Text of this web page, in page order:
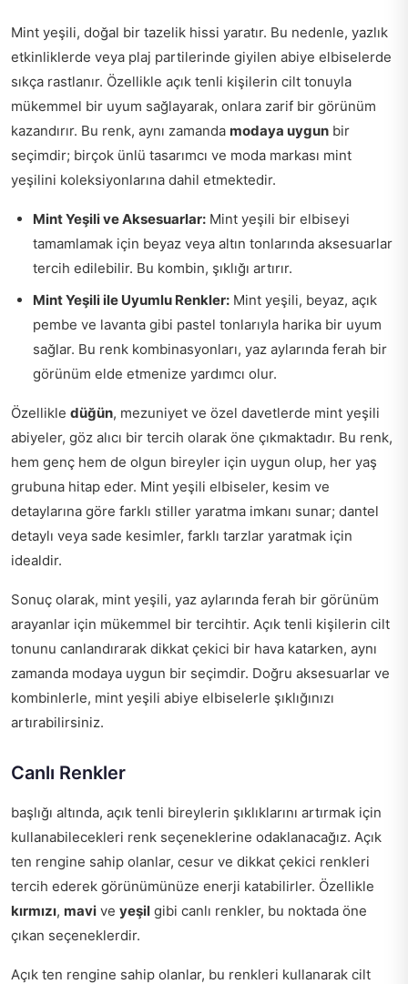
Mint yeşili, doğal bir tazelik hissi yaratır. Bu nedenle, yazlık
etkinliklerde veya plaj partilerinde giyilen abiye elbiselerde
sıkça rastlanır. Özellikle açık tenli kişilerin cilt tonuyla
mükemmel bir uyum sağlayarak, onlara zarif bir görünüm
kazandırır. Bu renk, aynı zamanda modaya uygun bir
seçimdir; birçok ünlü tasarımcı ve moda markası mint
yeşilini koleksiyonlarına dahil etmektedir.
Mint Yeşili ve Aksesuarlar: Mint yeşili bir elbiseyi
tamamlamak için beyaz veya altın tonlarında aksesuarlar
tercih edilebilir. Bu kombin, şıklığı artırır.
Mint Yeşili ile Uyumlu Renkler: Mint yeşili, beyaz, açık
pembe ve lavanta gibi pastel tonlarıyla harika bir uyum
sağlar. Bu renk kombinasyonları, yaz aylarında ferah bir
görünüm elde etmenize yardımcı olur.
Özellikle düğün, mezuniyet ve özel davetlerde mint yeşili
abiyeler, göz alıcı bir tercih olarak öne çıkmaktadır. Bu renk,
hem genç hem de olgun bireyler için uygun olup, her yaş
grubuna hitap eder. Mint yeşili elbiseler, kesim ve
detaylarına göre farklı stiller yaratma imkanı sunar; dantel
detaylı veya sade kesimler, farklı tarzlar yaratmak için
idealdir.
Sonuç olarak, mint yeşili, yaz aylarında ferah bir görünüm
arayanlar için mükemmel bir tercihtir. Açık tenli kişilerin cilt
tonunu canlandırarak dikkat çekici bir hava katarken, aynı
zamanda modaya uygun bir seçimdir. Doğru aksesuarlar ve
kombinlerle, mint yeşili abiye elbiselerle şıklığınızı
artırabilirsiniz.
Canlı Renkler
başlığı altında, açık tenli bireylerin şıklıklarını artırmak için
kullanabilecekleri renk seçeneklerine odaklanacağız. Açık
ten rengine sahip olanlar, cesur ve dikkat çekici renkleri
tercih ederek görünümünüze enerji katabilirler. Özellikle
kırmızı, mavi ve yeşil gibi canlı renkler, bu noktada öne
çıkan seçeneklerdir.
Açık ten rengine sahip olanlar, bu renkleri kullanarak cilt